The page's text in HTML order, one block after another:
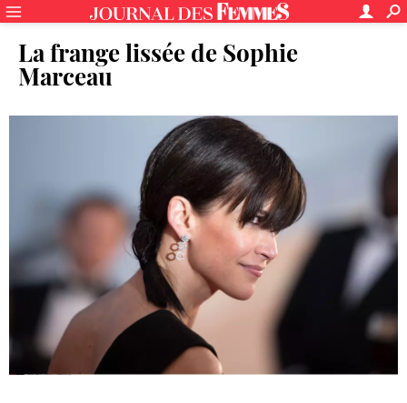
La frange lissée de Sophie
Marceau